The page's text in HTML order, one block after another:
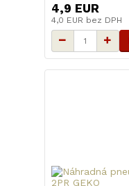
4,9 EUR
4,0 EUR bez DPH